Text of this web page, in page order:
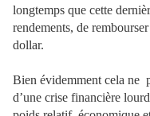
longtemps que cette
rendements, de
dollar.
Bien évidemment cela ne
d’une crise financière